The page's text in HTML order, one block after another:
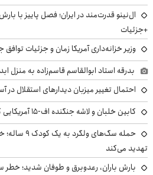
ال‌نینو قدرت‌مند در ایران؛ فصل پاییز با
+جزئیات
وزیر خزانه‌داری آمریکا زمان و جزئیات توافق
بدرقه استاد ابوالقاسم قاسم‌زاده به منزل
احتمال تغییر میزبان دیدارهای استقلال در
کابین خلبان و لاشه جنگنده اف-۱۵ آمریکایی که با پدافند ایران سرنگون شد
حمله سگ‌های
تهدید می‌کند
بارش باران، رعدوبرق و طوفان شدید؛